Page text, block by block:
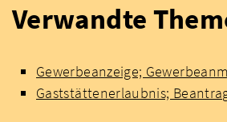
Verwandte
Gewerbeanzeige;
Gaststättenerlaubnis;